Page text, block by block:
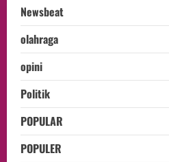
Newsbeat
olahraga
opini
Politik
POPULAR
POPULER